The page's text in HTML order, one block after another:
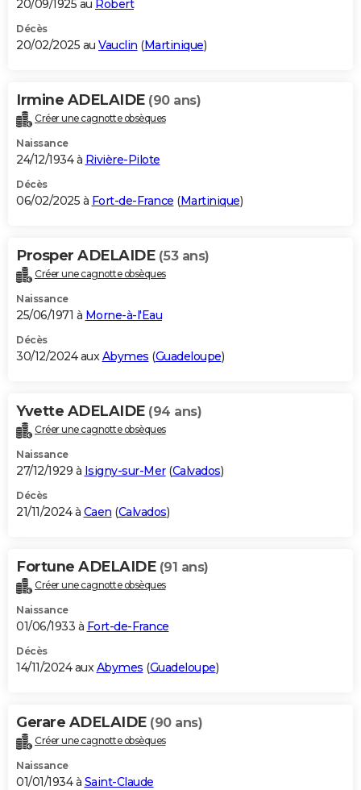
20/09/1925 au Robert
Décès
20/02/2025 au Vauclin (Martinique)
Irmine ADELAIDE (90 ans)
Créer une cagnotte obsèques
Naissance
24/12/1934 à Rivière-Pilote
Décès
06/02/2025 à Fort-de-France (Martinique)
Prosper ADELAIDE (53 ans)
Créer une cagnotte obsèques
Naissance
25/06/1971 à Morne-à-l'Eau
Décès
30/12/2024 auxAbymes (Guadeloupe)
Yvette ADELAIDE (94 ans)
Créer une cagnotte obsèques
Naissance
27/12/1929 à Isigny-sur-Mer(Calvados)
Décès
21/11/2024 à Caen (Calvados)
Fortune ADELAIDE (91 ans)
Créer une cagnotte obsèques
Naissance
01/06/1933 à Fort-de-France
Décès
14/11/2024 auxAbymes (Guadeloupe)
Gerare ADELAIDE (90 ans)
Créer une cagnotte obsèques
Naissance
01/01/1934 à Saint-Claude